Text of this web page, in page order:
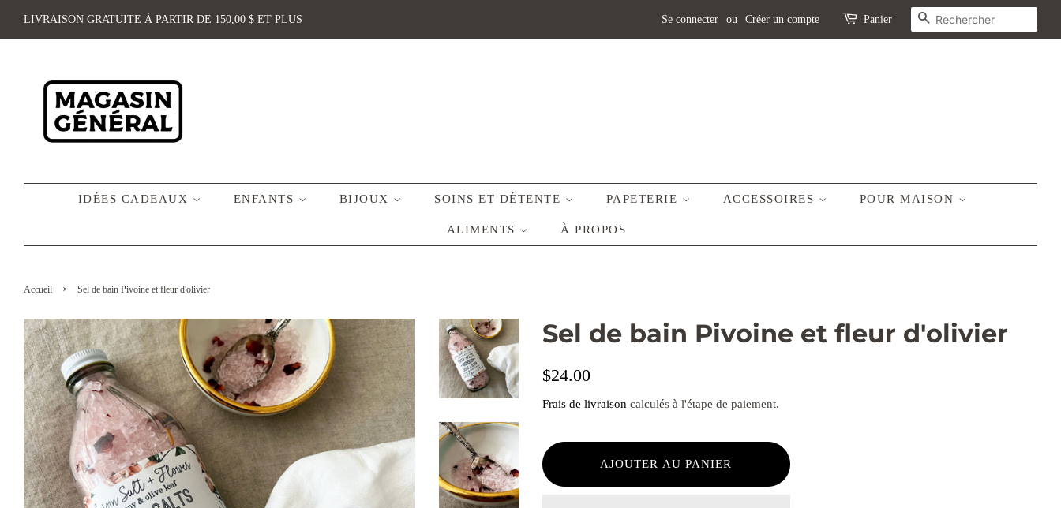
LIVRAISON GRATUITE À PARTIR DE 150,00 $ ET PLUS Se connecter ou Créer un compte Panier
R
E
IDÉES CADEAUX ENFANTS BIJOUX SOINS ET DÉTENTE PAPETERIE ACCESSOIRES POUR MAISON
ALIMENTS À PROPOS
Accueil › Sel de bain Pivoine et fleur d'olivier
Sel de bain Pivoine et fleur d'olivier
Prix
$24.00
Frais de livraison calculés à l'étape de paiement.
AJOUTER AU PANIER